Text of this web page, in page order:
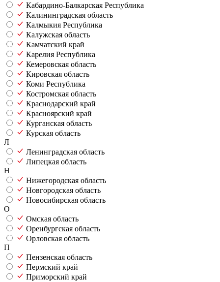
Кабардино-Балкарская Республика
Калининградская область
Калмыкия Республика
Калужская область
Камчатский край
Карелия Республика
Кемеровская область
Кировская область
Коми Республика
Костромская область
Краснодарский край
Красноярский край
Курганская область
Курская область
Л
Ленинградская область
Липецкая область
Н
Нижегородская область
Новгородская область
Новосибирская область
О
Омская область
Оренбургская область
Орловская область
П
Пензенская область
Пермский край
Приморский край